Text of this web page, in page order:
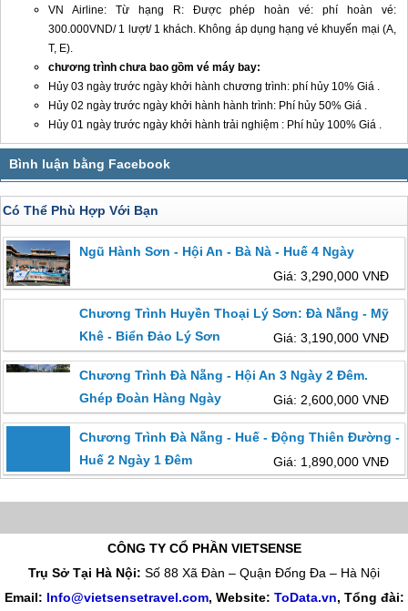
VN Airline: Từ hạng R: Được phép hoàn vé: phí hoàn vé:
300.000VND/ 1 lượt/ 1 khách. Không áp dụng hạng vé khuyến mại (A,
T, E).
chương trình chưa bao gồm vé máy bay:
Hủy 03 ngày trước ngày khởi hành chương trình: phí hủy 10% Giá .
Hủy 02 ngày trước ngày khởi hành hành trình: Phí hủy 50% Giá .
Hủy 01 ngày trước ngày khởi hành trải nghiệm : Phí hủy 100% Giá .
Có Thể Phù Hợp Với Bạn
Ngũ Hành Sơn - Hội An - Bà Nà - Huế 4 Ngày
Giá: 3,290,000 VNĐ
Chương Trình Huyền Thoại Lý Sơn: Đà Nẵng - Mỹ
Khê - Biển Đảo Lý Sơn
Giá: 3,190,000 VNĐ
Chương Trình Đà Nẵng - Hội An 3 Ngày 2 Đêm.
Ghép Đoàn Hàng Ngày
Giá: 2,600,000 VNĐ
Chương Trình Đà Nẵng - Huế - Động Thiên Đường -
Huế 2 Ngày 1 Đêm
Giá: 1,890,000 VNĐ
CÔNG TY CỔ PHẦN VIETSENSE
Trụ Sở Tại Hà Nội: Số 88 Xã Đàn – Quận Đống Đa – Hà Nội
Email: Info@vietsensetravel.com, Website: ToData.vn, Tổng đài: